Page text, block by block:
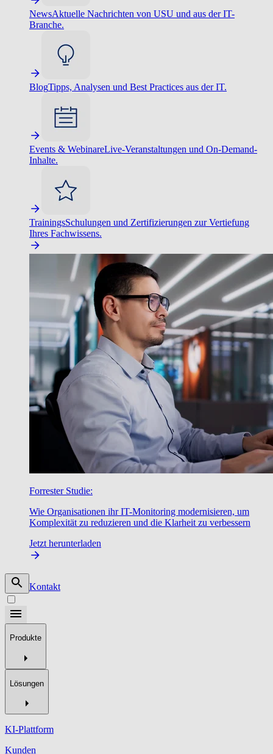
NewsAktuelle Nachrichten von USU und aus der IT-
Branche.
BlogTipps, Analysen und Best Practices aus der IT.
Events & WebinareLive-Veranstaltungen und On-Demand-
Inhalte.
TrainingsSchulungen und Zertifizierungen zur Vertiefung
Ihres Fachwissens.
Forrester Studie:
Wie Organisationen ihr IT-Monitoring modernisieren, um
Komplexität zu reduzieren und die Klarheit zu verbessern
Jetzt herunterladen
Kontakt
Produkte
Lösungen
KI-Plattform
Kunden